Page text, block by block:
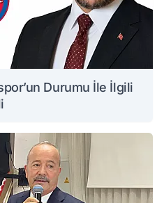
Durumu İle İlgili